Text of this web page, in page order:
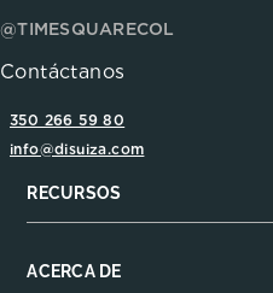
@TIMESQUARECOL
Contáctanos
350 266 59 80
info@disuiza.com
RECURSOS
ACERCA DE